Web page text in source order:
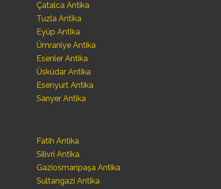
Çatalca Antika
Tuzla Antika
Eyüp Antika
Ümraniye Antika
Esenler Antika
Üsküdar Antika
Esenyurt Antika
Sarıyer Antika
Fatih Antika
Silivri Antika
Gaziosmanpaşa Antika
Sultangazi Antika